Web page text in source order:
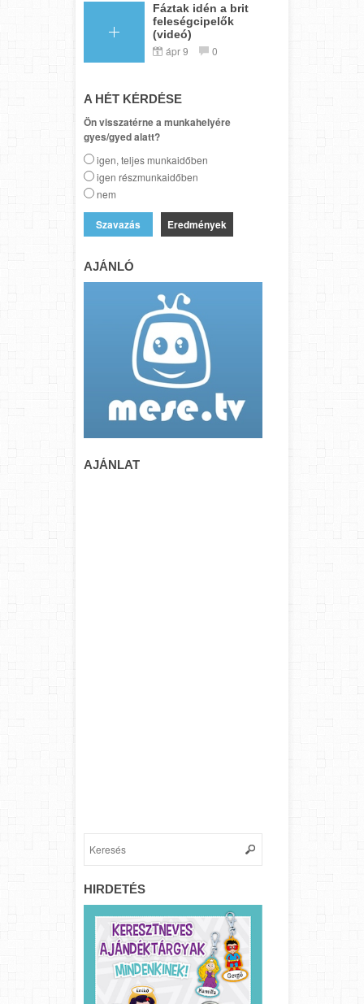
Fáztak idén a brit
feleségcipelők
(videó)
ápr 9 0
A HÉT KÉRDÉSE
Ön visszatérne a munkahelyére
gyes/gyed alatt?
igen, teljes munkaidőben
igen részmunkaidőben
nem
Eredmények
AJÁNLÓ
AJÁNLAT
HIRDETÉS